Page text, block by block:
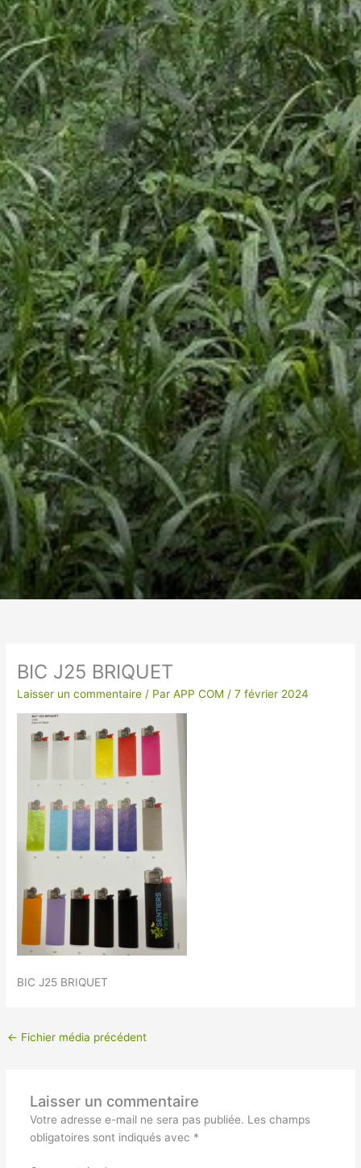
VÊTEMENTS ET OBJETS À
QUALITE OPTIMALE ou IMPRESSION SUR
TEXTILES…
BIC J25 BRIQUET
Laisser un commentaire / ParAPP COM/7 février 2024
BIC J25 BRIQUET
← Fichier média précédent
Laisser un commentaire
Votre adresse e-mail ne sera pas publiée. Les champs
obligatoires sont indiqués avec *